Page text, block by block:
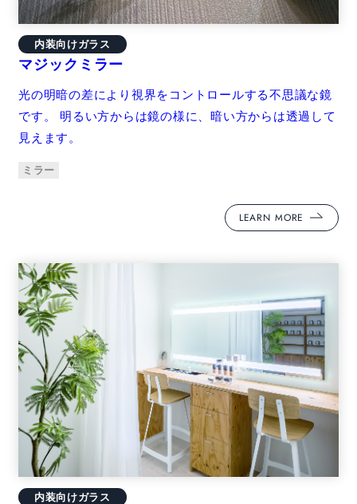
マジックミラー
内装向けガラス
光の明暗の差により視界をコントロールする不思議な鏡
です。 明るい方からは鏡の様に、暗い方からは透過して
見えます。
ミラー
LEARN MORE
内装向けガラス